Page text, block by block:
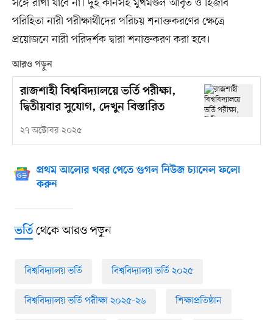
সঙ্গে রাখা যাবে না। দুই কানসহ মুখমণ্ডল আবৃত ও হিজাব
পরিহিতা নারী পরীক্ষার্থীদের পরিচয় শনাক্তকরণের ক্ষেত্রে
প্রয়োজনে নারী পরিদর্শক দ্বারা শনাক্তকরণ করা হবে।
আরও পড়ুন
রাজশাহী বিশ্ববিদ্যালয়ে ভর্তি পরীক্ষা,
দ্বিতীয়বার সুযোগ, দেখুন বিস্তারিত
২৭ অক্টোবর ২০২৫
প্রথম আলোর খবর পেতে গুগল নিউজ চ্যানেল ফলো
করুন
ভর্তিথেকে আরও পড়ুন
বিশ্ববিদ্যালয় ভর্তি বিশ্ববিদ্যালয় ভর্তি ২০২৫
বিশ্ববিদ্যালয় ভর্তি পরীক্ষা ২০২৫-২৬ শিক্ষাপ্রতিষ্ঠান